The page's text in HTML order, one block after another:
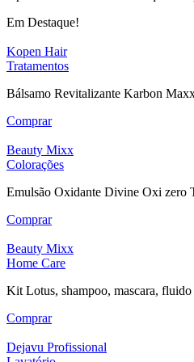
Em Destaque!
Kopen Hair
Tratamentos
Bálsamo Revitalizante Karbon
Comprar
Beauty Mixx
Colorações
Emulsão Oxidante Divine Oxi zero
Comprar
Beauty Mixx
Home Care
Kit Lotus, shampoo, mascara,
Comprar
Dejavu Profissional